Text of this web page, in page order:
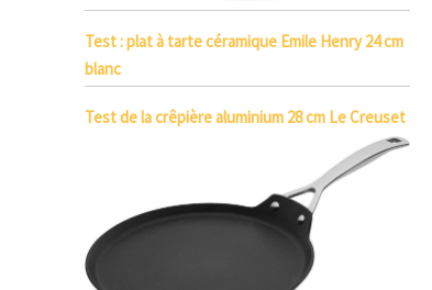
Test : plat à tarte céramique Emile Henry 24 cm
blanc
Test de la crêpière aluminium 28 cm Le Creuset